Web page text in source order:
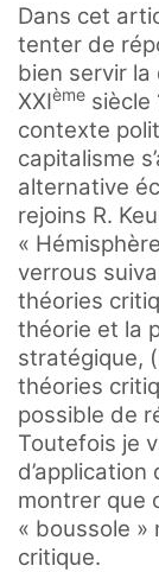
Dans cet
tenter de
bien servir
XXIème siècle
contexte
capitalisme
alternative
rejoins R.
«
verrous
théories
théorie et la
stratégique,
théories
possible de
Toutefois je
montrer que
« boussole »
critique.